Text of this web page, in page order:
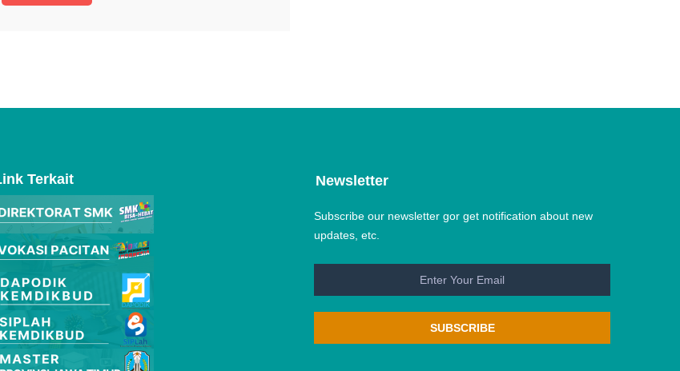
Terkait Newsletter
Subscribe our newsletter gor get notification about new
updates, etc.
SUBSCRIBE